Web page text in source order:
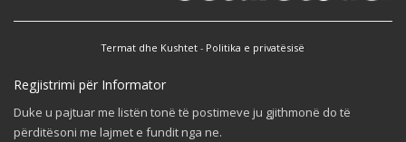
Termat dhe Kushtet - Politika e privatësisë
Regjistrimi për Informator
Duke u pajtuar me listën tonë të postimeve ju gjithmonë do të
përditësoni me lajmet e fundit nga ne.